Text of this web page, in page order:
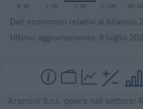
0-1M 1-2M 2-5M 5-10M 10-
Dati economici relativi al bilancio
Ultimo aggiornamento: 8 luglio
Aramini S.r.l. opera nel settore: